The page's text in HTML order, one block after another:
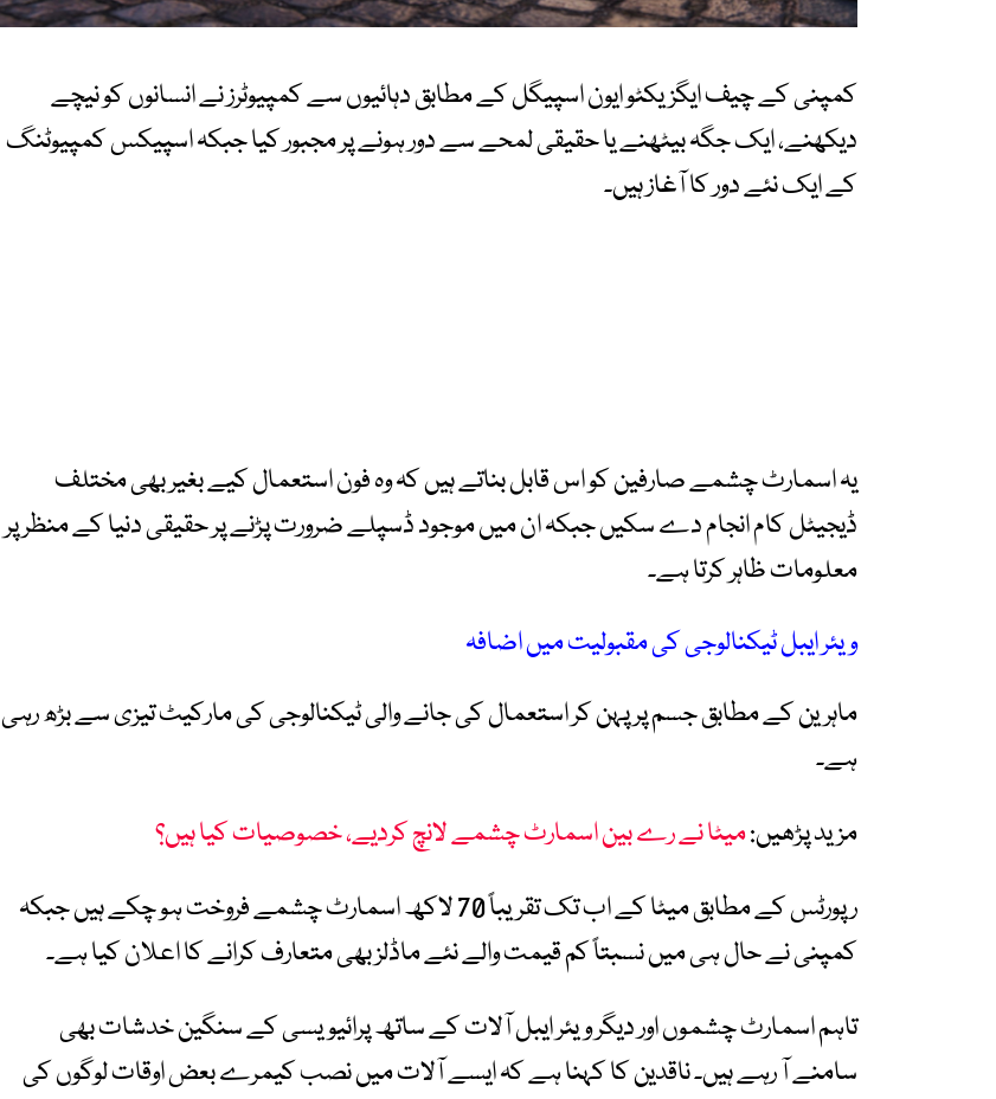
کمپنی کے چیف ایگزیکٹو ایون اسپیگل کے مطابق دہائیوں سے کمپیوٹرز نے انسانوں کو نیچے
دیکھنے، ایک جگہ بیٹھنے یا حقیقی لمحے سے دور ہونے پر مجبور کیا جبکہ اسپیکس کمپیوٹنگ
کے ایک نئے دور کا آغاز ہیں۔
یہ اسمارٹ چشمے صارفین کو اس قابل بناتے ہیں کہ وہ فون استعمال کیے بغیر بھی مختلف
ڈیجیٹل کام انجام دے سکیں جبکہ ان میں موجود ڈسپلے ضرورت پڑنے پر حقیقی دنیا کے منظر پر
معلومات ظاہر کرتا ہے۔
ویئر ایبل ٹیکنالوجی کی مقبولیت میں اضافہ
ماہرین کے مطابق جسم پر پہن کر استعمال کی جانے والی ٹیکنالوجی کی مارکیٹ تیزی سے بڑھ رہی
ہے۔
مزید پڑھیں:میٹا نے رے بین اسمارٹ چشمے لانچ کردیے، خصوصیات کیا ہیں؟
رپورٹس کے مطابق میٹا کے اب تک تقریباً 70 لاکھ اسمارٹ چشمے فروخت ہو چکے ہیں جبکہ
کمپنی نے حال ہی میں نسبتاً کم قیمت والے نئے ماڈلز بھی متعارف کرانے کا اعلان کیا ہے۔
تاہم اسمارٹ چشموں اور دیگر ویئر ایبل آلات کے ساتھ پرائیویسی کے سنگین خدشات بھی
سامنے آ رہے ہیں۔ ناقدین کا کہنا ہے کہ ایسے آلات میں نصب کیمرے بعض اوقات لوگوں کی